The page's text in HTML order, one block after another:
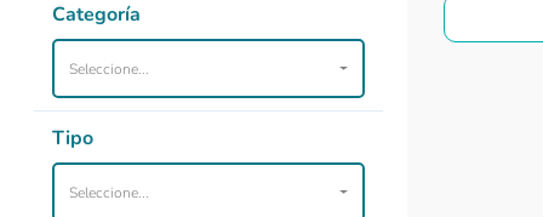
Categoría
Seleccione...
Tipo
Seleccione...